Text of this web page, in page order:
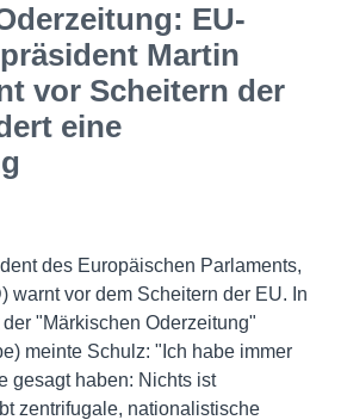
EU-
Martin
vor Scheitern der
eine
des Europäischen Parlaments,
warnt vor dem Scheitern der EU. In
"Märkischen Oderzeitung"
meinte Schulz: "Ich habe immer
gesagt haben: Nichts ist
zentrifugale, nationalistische